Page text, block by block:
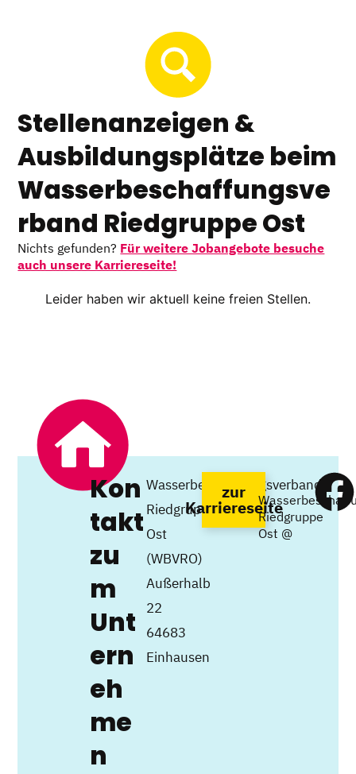
Stellenanzeigen &
Ausbildungsplätze beim
Wasserbeschaffungsve
rband Riedgruppe Ost
Nichts gefunden? Für weitere Jobangebote besuche
auch unsere Karriereseite!
Leider haben wir aktuell keine freien Stellen.
Kon
takt
zu
m
Unt
ern
eh
me
n
Wasserbeschaffungsverband
Riedgruppe
Ost
(WBVRO)
Außerhalb
22
64683
Einhausen
zur
KarriereseiteRiedgruppe
Ost @